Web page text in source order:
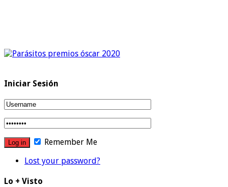
Iniciar Sesión
Remember Me
Lost your password?
Lo + Visto